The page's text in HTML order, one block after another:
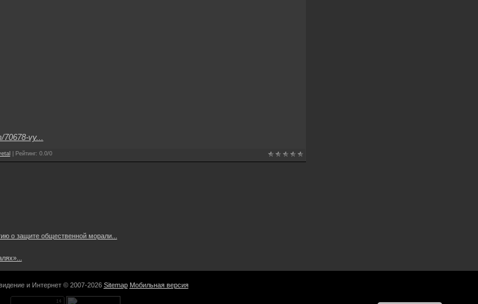
vy...
Рейтинг: 0.0/0
о защите общественной морали...
и Интернет © 2007-2026 Sitemap Мобильная версия